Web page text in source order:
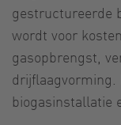
gestructureerde
wordt voor
gasopbrengst,
drijflaagvorming.
biogasinstallatie